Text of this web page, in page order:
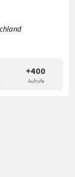
+400
Aufrufe